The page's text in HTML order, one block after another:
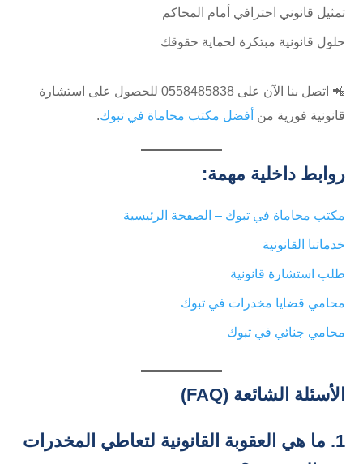
تمثيل قانوني احترافي أمام المحاكم
حلول قانونية مبتكرة لحماية حقوقك
📲 اتصل بنا الآن على ⁦0558485838⁩ للحصول على استشارة
قانونية فورية من أفضل مكتب محاماة في تبوك.
روابط داخلية مهمة:
مكتب محاماة في تبوك – الصفحة الرئيسية
خدماتنا القانونية
طلب استشارة قانونية
محامي قضايا مخدرات في تبوك
محامي جنائي في تبوك
الأسئلة الشائعة (FAQ)
1. ما هي العقوبة القانونية لتعاطي المخدرات